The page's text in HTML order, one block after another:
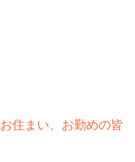
住まい、お勤めの皆